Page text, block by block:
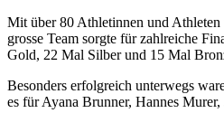
Mit über 80 Athletinnen und
grosse Team sorgte für zahlreiche
Gold, 22 Mal Silber und 15 Mal
Besonders erfolgreich unterwegs
es für Ayana Brunner, Hannes